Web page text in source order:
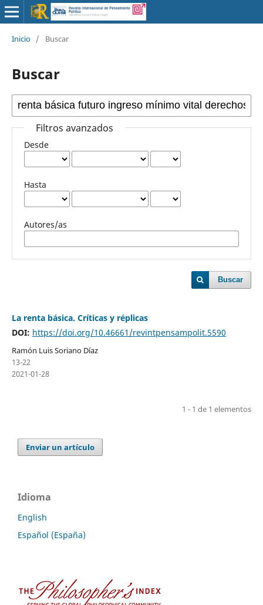
Inicio / Buscar
Buscar
Filtros avanzados
Desde
Hasta
Autores/as
Buscar
La renta básica. Críticas y réplicas
DOI: https://doi.org/10.46661/revintpensampolit.5590
Ramón Luis Soriano Díaz
13-22
2021-01-28
1 - 1 de 1 elementos
Enviar un artículo
Idioma
English
Español (España)